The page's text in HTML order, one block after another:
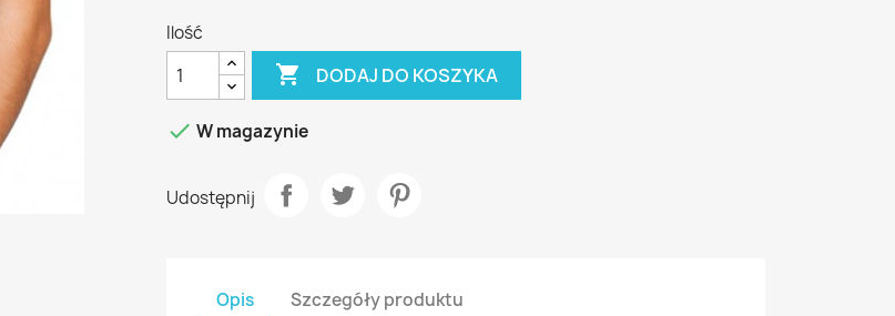
Ilość
 DODAJ DO KOSZYKA
 W magazynie
Udostępnij
Opis Szczegóły produktu